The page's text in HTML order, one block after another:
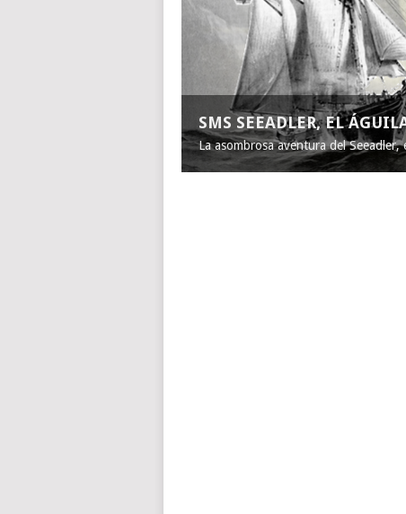
SMS SEEADLER, EL
La asombrosa aventura del